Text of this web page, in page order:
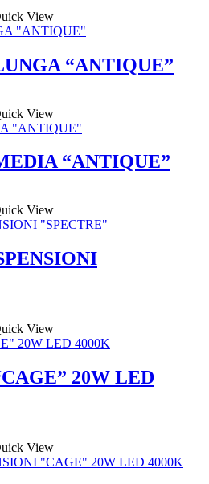
View
“ANTIQUE”
View
“ANTIQUE”
View
View
20W LED
View